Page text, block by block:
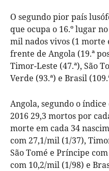
O segundo pior país
que ocupa o 16.º lugar
mil nados vivos (1 morte
frente de Angola (19.ª
Timor-Leste (47.ª), São
Verde (93.ª) e Brasil
Angola, segundo o
2016 29,3 mortos por
morte em cada 34
com 27,1/mil (1/37),
São Tomé e Príncipe
com 10,2/mil (1/98) e